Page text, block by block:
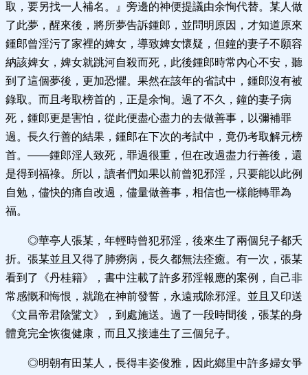
取，要另找一人補名。』旁邊的神便提議由余恂代替。某人做
了此夢，醒來後，將所夢告訴鍾郎，並問明原因，才知道原來
鍾郎曾淫污了家裡的婢女，導致婢女懷疑，但鐘的妻子不願容
納該婢女，婢女就跳河自殺而死，此後鍾郎時常內心不安，聽
到了這個夢後，更加恐懼。果然在該年的省試中，鍾郎沒有被
錄取。而且考取榜首的，正是余恂。過了不久，鐘的妻子病
死，鍾郎更是害怕，從此便盡心盡力的去做善事，以彌補罪
過。長久行善的結果，鍾郎在下次的考試中，竟仍考取解元榜
首。——鍾郎淫人致死，罪過很重，但在改過盡力行善後，還
是得到福祿。所以，讀者們如果以前曾犯邪淫，只要能以此例
自勉，儘快的痛自改過，儘量做善事，相信也一樣能轉罪為
福。
◎華亭人張某，年輕時曾犯邪淫，後來生了兩個兒子都夭
折。張某並且又得了肺癆病，長久都無法痊癒。有一次，張某
看到了《丹桂籍》，書中注載了許多邪淫報應的案例，自己非
常感慨和悔恨，就跪在神前發誓，永遠戒除邪淫。並且又印送
《文昌帝君陰騭文》，到處施送。過了一段時間後，張某的身
體竟完全恢復健康，而且又接連生了三個兒子。
◎明朝有田某人，長得丰姿俊雅，因此鄉里中許多婦女爭